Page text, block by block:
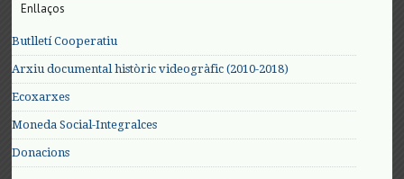
Enllaços
Butlletí Cooperatiu
Arxiu documental històric videogràfic (2010-2018)
Ecoxarxes
Moneda Social-Integralces
Donacions